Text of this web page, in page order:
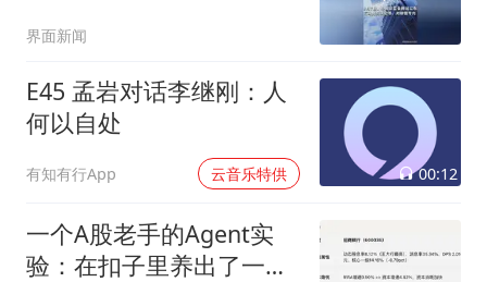
界面新闻
E45 孟岩对话李继刚：人
何以自处
有知有行App 云音乐特供 00:12
一个A股老手的Agent实
验：在扣子里养出了一个